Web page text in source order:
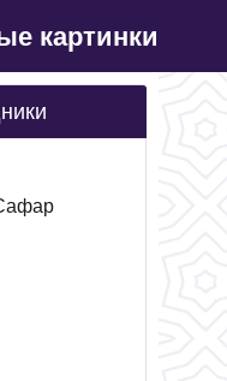
картинки